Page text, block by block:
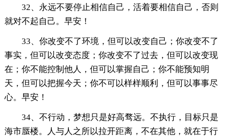
32、永远不要停止相信自己，活着要相信自己，否则
就对不起自己。早安！
33、你改变不了环境，但可以改变自己；你改变不了
事实，但可以改变态度；你改变不了过去，但可以改变现
在；你不能控制他人，但可以掌握自己；你不能预知明
天，但可以把握今天；你不可以样样顺利，但可以事事尽
心。早安！
34、不行动，梦想只是好高骛远。不执行，目标只是
海市蜃楼。人与人之所以拉开距离，不在其他，就在于行